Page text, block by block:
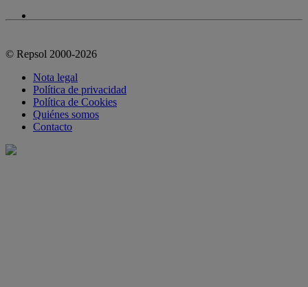
© Repsol 2000-2026
Nota legal
Política de privacidad
Política de Cookies
Quiénes somos
Contacto